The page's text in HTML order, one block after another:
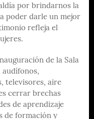
por brindarnos la
poder darle un mejor
refleja el
de la Sala
audífonos,
televisores, aire
cerrar brechas
de aprendizaje
de formación y